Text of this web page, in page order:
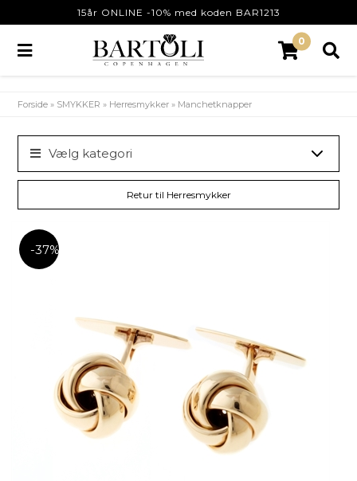
15år ONLINE -10% med koden BAR1213
0
Forside » SMYKKER » Herresmykker » Manchetknapper
Vælg kategori
Retur til Herresmykker
-37%